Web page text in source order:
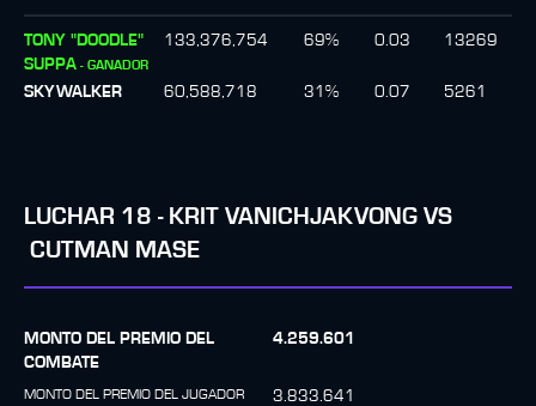
TONY "DOODLE"
SUPPA - GANADOR
133,376,754 69% 0.03 13269
SKYWALKER 60,588,718 31% 0.07 5261
LUCHAR 18 - KRIT VANICHJAKVONG VS
CUTMAN MASE
MONTO DEL PREMIO DEL
COMBATE
4.259.601
MONTO DEL PREMIO DEL JUGADOR 3.833.641